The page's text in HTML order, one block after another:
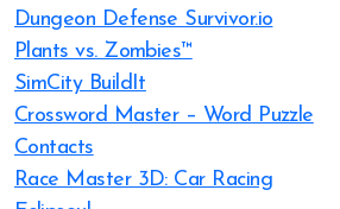
Dungeon Defense Survivor.io
Plants vs. Zombies™
SimCity BuildIt
Crossword Master – Word Puzzle
Contacts
Race Master 3D: Car Racing